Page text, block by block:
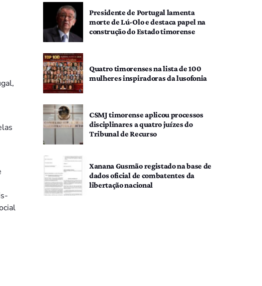
Presidente de Portugal lamenta
morte de Lú-Olo e destaca papel na
construção do Estado timorense
Quatro timorenses na lista de 100
mulheres inspiradoras da lusofonia
CSMJ timorense aplicou processos
disciplinares a quatro juízes do
Tribunal de Recurso
Xanana Gusmão registado na base de
dados oficial de combatentes da
libertação nacional